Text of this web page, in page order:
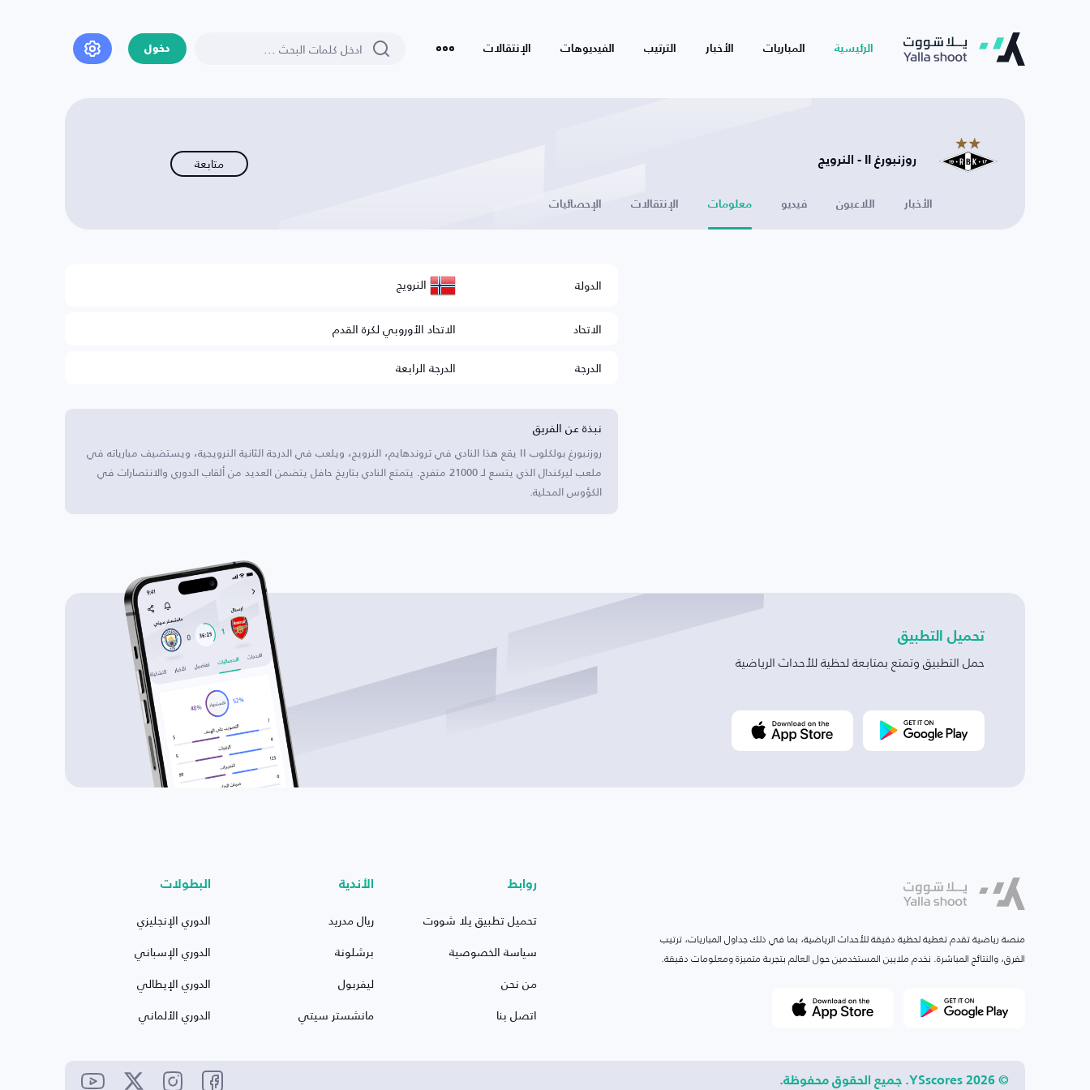
الرئيسية المباريات الأخبار الترتيب الفيديوهات الإنتقالات دخول
روزنبورغ II - النرويج متابعة
الأخبار اللاعبون فيديو معلومات الإنتقالات الإحصائيات
الدولة النرويج
الاتحاد
الاتحاد الأوروبي لكرة القدم
الدرجة
الدرجة الرابعة
نبذة عن الفريق
روزنبورغ بولكلوب II يقع هذا النادي في تروندهايم، النرويج، ويلعب في الدرجة الثانية النرويجية، ويستضيف مبارياته في
ملعب ليركندال الذي يتسع لـ 21000 متفرج. يتمتع النادي بتاريخ حافل يتضمن العديد من ألقاب الدوري والانتصارات في
الكؤوس المحلية.
تحميل التطبيق
حمل التطبيق وتمتع بمتابعة لحظية للأحداث الرياضية
منصة رياضية تقدم تغطية لحظية دقيقة للأحداث الرياضية، بما في ذلك جداول المباريات، ترتيب
الفرق، والنتائج المباشرة. نخدم ملايين المستخدمين حول العالم بتجربة متميزة ومعلومات دقيقة.
روابط
تحميل تطبيق يلا شووت
سياسة الخصوصية
من نحن
اتصل بنا
الأندية
ريال مدريد
برشلونة
ليفربول
مانشستر سيتي
البطولات
الدوري الإنجليزي
الدوري الإسباني
الدوري الإيطالي
الدوري الألماني
© 2026 YSscores. جميع الحقوق محفوظة.